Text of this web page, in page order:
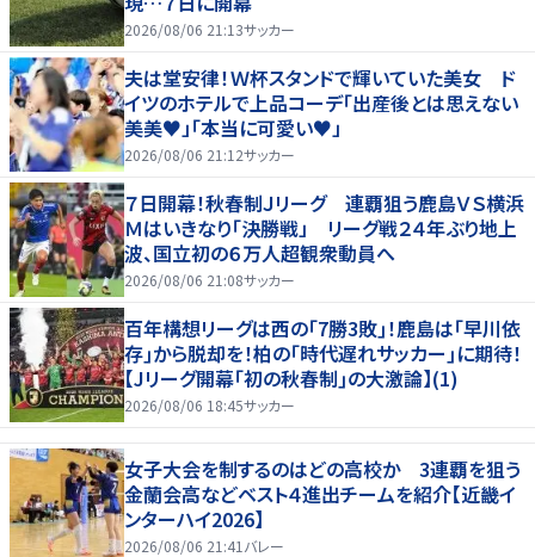
2026/08/06 21:13サッカー
夫は堂安律！Ｗ杯スタンドで輝いていた美女 ド
イツのホテルで上品コーデ「出産後とは思えない
美美♥」「本当に可愛い♥」
2026/08/06 21:12サッカー
７日開幕！秋春制Ｊリーグ 連覇狙う鹿島ＶＳ横浜
Ｍはいきなり「決勝戦」 リーグ戦２４年ぶり地上
波、国立初の６万人超観衆動員へ
2026/08/06 21:08サッカー
百年構想リーグは西の｢7勝3敗｣！鹿島は｢早川依
存｣から脱却を！柏の｢時代遅れサッカー｣に期待！
【Jリーグ開幕｢初の秋春制｣の大激論】(1)
2026/08/06 18:45サッカー
女子大会を制するのはどの高校か 3連覇を狙う
金蘭会高などベスト４進出チームを紹介【近畿イ
ンターハイ2026】
2026/08/06 21:41 バレー